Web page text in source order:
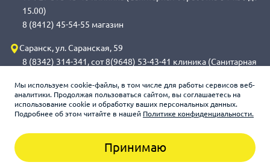
Мы используем cookie-файлы, в том числе для работы сервисов веб-
аналитики. Продолжая пользоваться сайтом, вы соглашаетесь на
использование cookie и обработку ваших персональных данных.
Подробнее об этом читайте в нашей Политике конфиденциальности.
Принимаю
15.00)
8 (8412) 45-54-55 магазин
Саранск, ул. Саранская, 59
8 (8342) 314-341, сот 8(9648) 53-43-41 клиника (Санитарная
8 (8342) 272-275 магазин
Зооцентр «Счастливый слон», 2026